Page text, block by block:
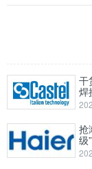
干
焊
抢
级